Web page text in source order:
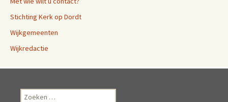
Stichting Kerk op Dordt
Wijkgemeenten
Wijkredactie
Zoeken